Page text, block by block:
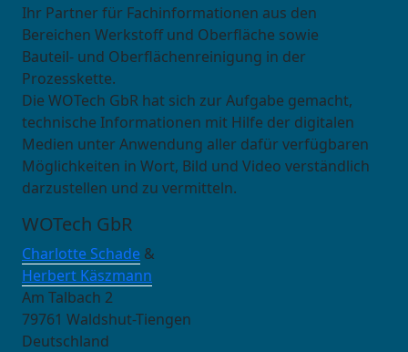
Ihr Partner für Fachinformationen aus den
Bereichen Werkstoff und Oberfläche sowie
Bauteil- und Oberflächenreinigung in der
Prozesskette.
Die WOTech GbR hat sich zur Aufgabe gemacht,
technische Informationen mit Hilfe der digitalen
Medien unter Anwendung aller dafür verfügbaren
Möglichkeiten in Wort, Bild und Video verständlich
darzustellen und zu vermitteln.
WOTech GbR
Charlotte Schade &
Herbert Käszmann
Am Talbach 2
79761 Waldshut-Tiengen
Deutschland